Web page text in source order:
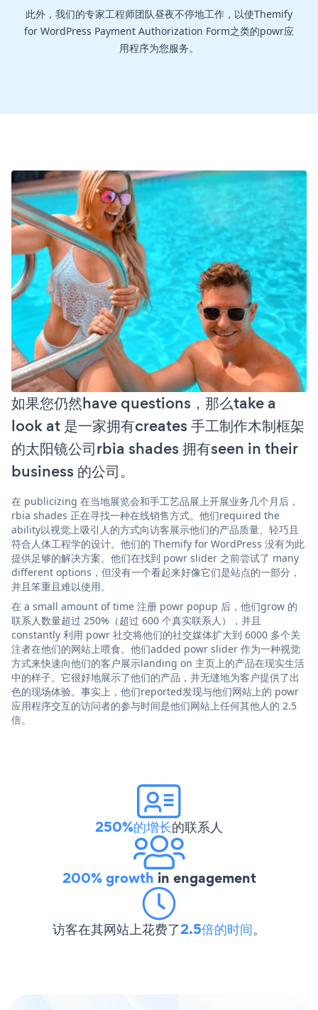
此外，我们的专家工程师团队昼夜不停地工作，以使Themify
for WordPress Payment Authorization Form之类的powr应
用程序为您服务。
如果您仍然have questions，那么take a
look at 是一家拥有creates 手工制作木制框架
的太阳镜公司rbia shades 拥有seen in their
business 的公司。
在 publicizing 在当地展览会和手工艺品展上开展业务几个月后，
rbia shades 正在寻找一种在线销售方式。他们required the
ability以视觉上吸引人的方式向访客展示他们的产品质量、轻巧且
符合人体工程学的设计。他们的 Themify for WordPress 没有为此
提供足够的解决方案。他们在找到 powr slider 之前尝试了 many
different options，但没有一个看起来好像它们是站点的一部分，
并且笨重且难以使用。
在 a small amount of time 注册 powr popup 后，他们grow 的
联系人数量超过 250%（超过 600 个真实联系人），并且
constantly 利用 powr 社交将他们的社交媒体扩大到 6000 多个关
注者在他们的网站上喂食。他们added powr slider 作为一种视觉
方式来快速向他们的客户展示landing on 主页上的产品在现实生活
中的样子。它很好地展示了他们的产品，并无缝地为客户提供了出
色的现场体验。事实上，他们reported发现与他们网站上的 powr
应用程序交互的访问者的参与时间是他们网站上任何其他人的 2.5
倍。
250%的增长的联系人
200% growth in engagement
访客在其网站上花费了2.5倍的时间。